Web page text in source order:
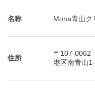
名称 Mona青山ク
住所
〒107-0062
港区南青山